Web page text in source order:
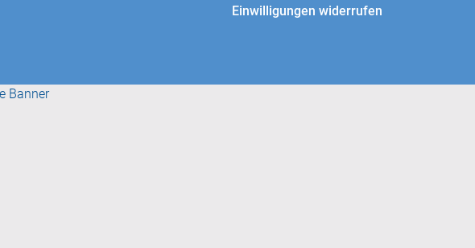
Einwilligungen widerrufen
Banner